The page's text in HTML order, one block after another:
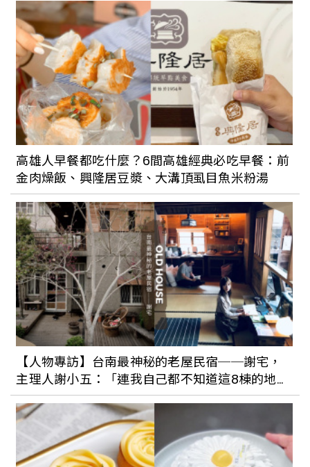
福特Ford全新皮卡正式登台！延續過往越
野性能，新增3種行車模式，從外型彰顯硬
漢與運動風格
這台車太酷！奧迪Audi urbansphere
concept前後車門對開設計，演繹豪華移
動新思維
瑪莎拉蒂也瘋芭比？打造全球限量2台的
Barbie Maserati Grecale，全車都是桃
粉色
純電車成未來新風潮！Audi、賓士、特斯
拉，這幾款純電車超吸睛
CUPRA搭配德國音響耳機大廠
Sennheiser推首款純電車「CUPRA
Tavascan」SUV
高雄人早餐都吃什麼？6間高雄經典必吃早餐：前
金肉燥飯、興隆居豆漿、大溝頂虱目魚米粉湯
【人物專訪】台南最神秘的老屋民宿──謝宅，
主理人謝小五：「連我自己都不知道這8棟的地
址。」